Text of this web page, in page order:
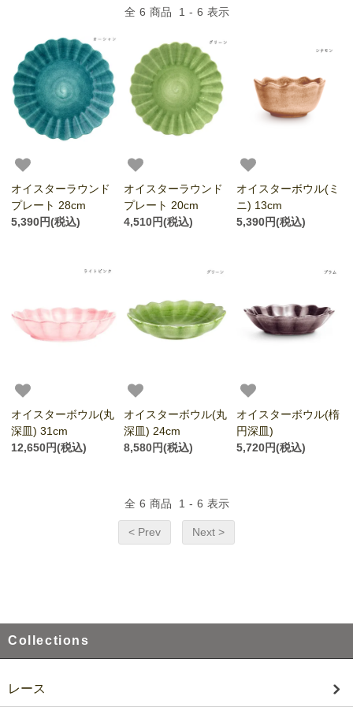
全 6 商品 1 - 6 表示
オイスターラウンド
プレート 28cm
5,390円(税込)
オイスターラウンド
プレート 20cm
4,510円(税込)
オイスターボウル(ミ
ニ) 13cm
5,390円(税込)
オイスターボウル(丸
深皿) 31cm
12,650円(税込)
オイスターボウル(丸
深皿) 24cm
8,580円(税込)
オイスターボウル(楕
円深皿)
5,720円(税込)
全 6 商品 1 - 6 表示
< Prev Next >
Collections
レース